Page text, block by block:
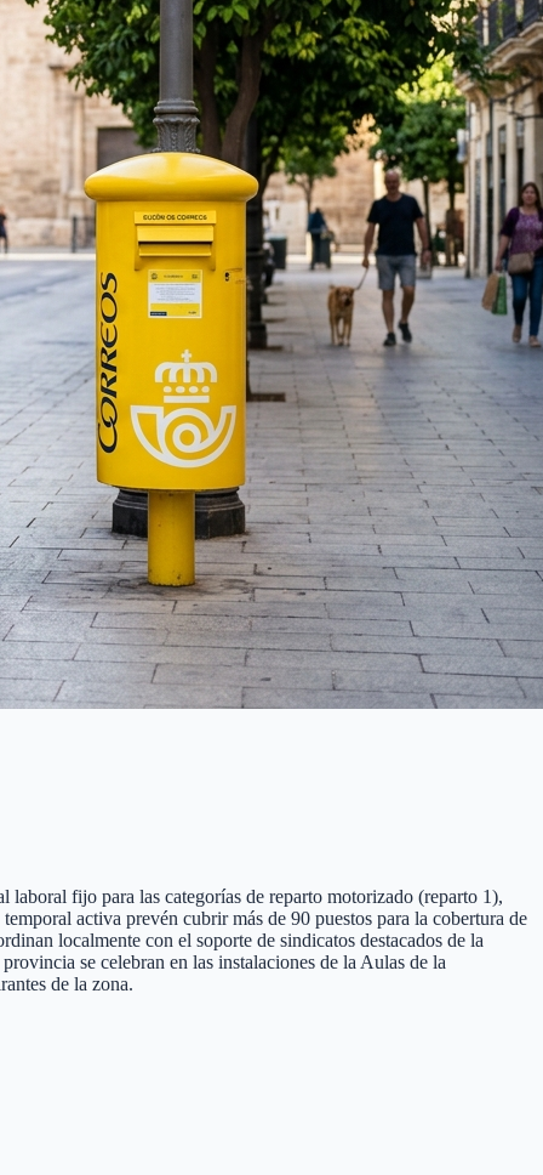
laboral fijo para las categorías de reparto motorizado (reparto 1),
activa prevén cubrir más de 90 puestos para la cobertura de
localmente con el soporte de sindicatos destacados de la
se celebran en las instalaciones de la Aulas de la
de la zona.